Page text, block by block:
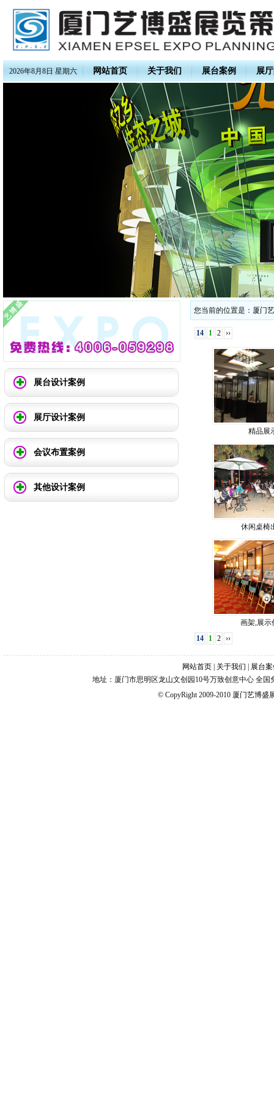
2026年8月8日 星期六 网站首页 关于我们 展台案例 展
展台设计案例
展厅设计案例
会议布置案例
其他设计案例
您当前的位置是： 厦门
14 1 2 ››
精品展
休闲桌椅
画架,展示
14
1 2 ››
网站首页 关于我们
展台
地址：厦门市思明区龙山文创园10号万致创意中心 全国
© CopyRight 2009-2010 厦门艺博盛